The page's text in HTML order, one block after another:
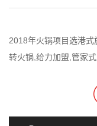
2018年火锅项目选港
转火锅,给力加盟,管家